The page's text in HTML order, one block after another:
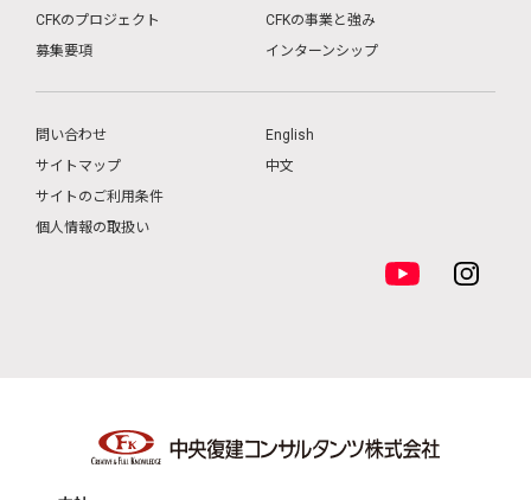
CFKのプロジェクト
CFKの事業と強み
募集要項
インターンシップ
問い合わせ
サイトマップ
サイトのご利用条件
個人情報の取扱い
English
中文